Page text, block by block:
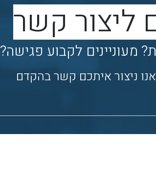
ליצור קשר
מעוניינים לקבוע פגישה?
ניצור איתכם קשר בהקדם